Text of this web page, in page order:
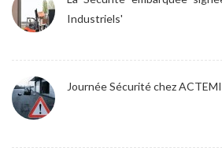
Industriels'
Journée Sécurité chez